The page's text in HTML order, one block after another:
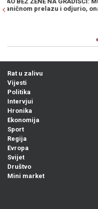
Bosnu i Hercegovinu...
Rat u zalivu
Vijesti
Politika
Intervjui
Hronika
Ekonomija
Sport
Regija
Evropa
Svijet
Društvo
Mini market